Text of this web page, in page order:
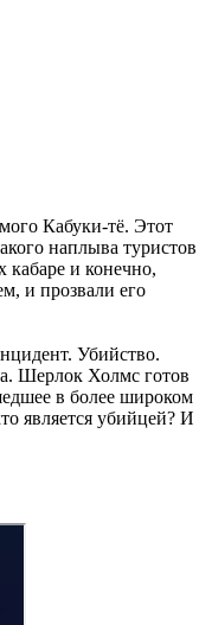
Кабуки-тё. Этот
наплыва туристов
кабаре и конечно,
и прозвали его
Убийство.
Шерлок Холмс готов
в более широком
является убийцей? И